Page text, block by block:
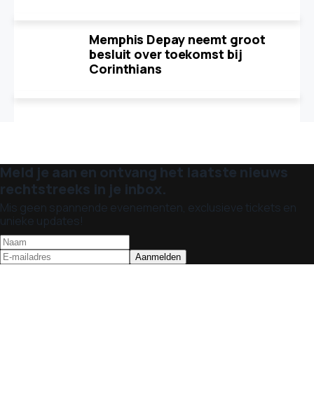
Memphis Depay neemt groot
besluit over toekomst bij
Corinthians
Meld je aan en ontvang het laatste nieuws
rechtstreeks in je inbox.
Mis geen spannende evenementen, exclusieve tickets en
unieke updates!